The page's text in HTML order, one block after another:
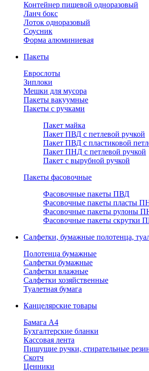
Контейнер пищевой одноразовый
Ланч бокс
Лоток одноразовый
Соусник
Форма алюминиевая
Пакеты
Еврослоты
Зиплоки
Мешки для мусора
Пакеты вакуумные
Пакеты с ручками
Пакет майка
Пакет ПВД с петлевой ручкой
Пакет ПВД с пластиковой
Пакет ПНД с петлевой ручкой
Пакет с вырубной ручкой
Пакеты фасовочные
Фасовочные пакеты ПВД
Фасовочные пакеты пласты
Фасовочные пакеты рулоны
Фасовочные пакеты скрутки
Салфетки, бумажные полотенца,
Полотенца бумажные
Салфетки бумажные
Салфетки влажные
Салфетки хозяйственные
Туалетная бумага
Канцелярские товары
Бамага А4
Бухгалтерские бланки
Кассовая лента
Пишущие ручки, стирательные
Скотч
Ценники